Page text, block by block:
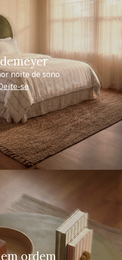
noite de sono
se
ordem